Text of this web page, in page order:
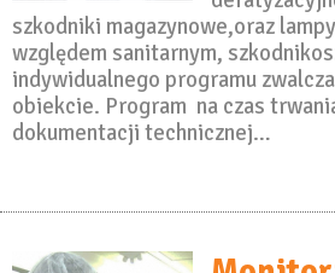
szkodniki magazynowe,oraz
względem sanitarnym,
indywidualnego programu
obiekcie. Program na czas
dokumentacji technicznej…